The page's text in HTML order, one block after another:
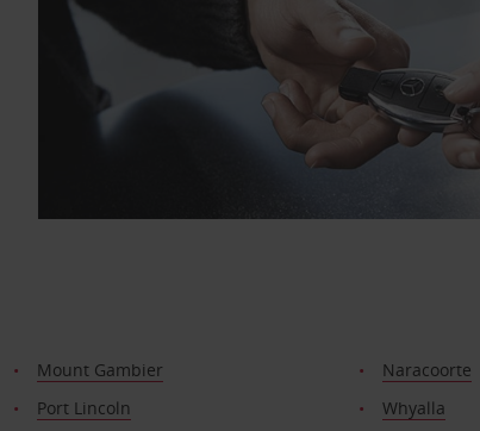
Mount Gambier
Naracoorte
Port Lincoln Whyalla